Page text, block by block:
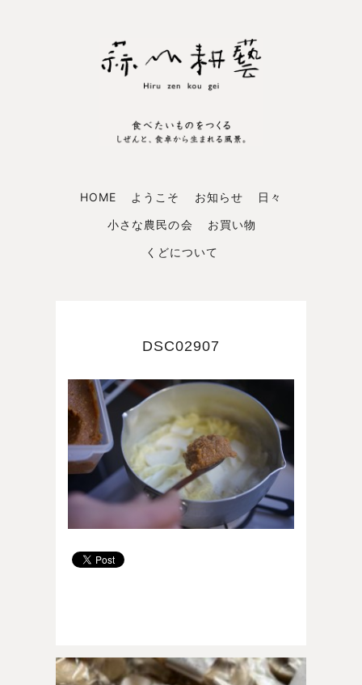
HOME ようこそ お知らせ
日々
小さな農民の会
お買い物
くどについて
DSC02907